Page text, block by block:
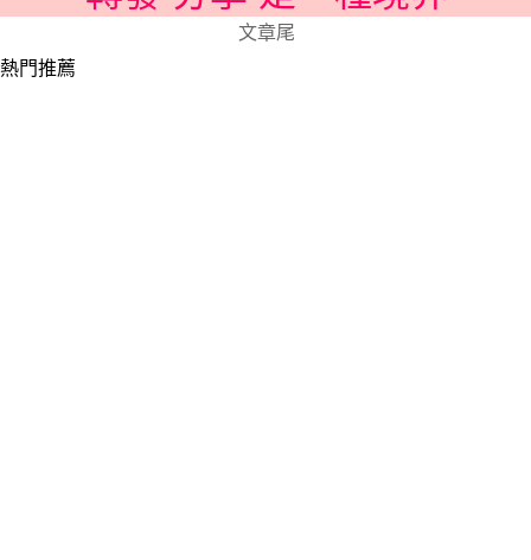
文章尾
熱門推薦